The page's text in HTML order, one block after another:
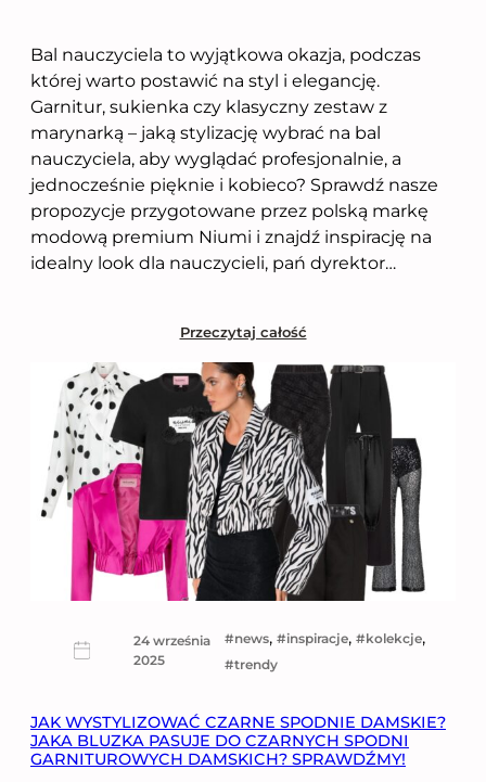
Bal nauczyciela to wyjątkowa okazja, podczas
której warto postawić na styl i elegancję.
Garnitur, sukienka czy klasyczny zestaw z
marynarką – jaką stylizację wybrać na bal
nauczyciela, aby wyglądać profesjonalnie, a
jednocześnie pięknie i kobieco? Sprawdź nasze
propozycje przygotowane przez polską markę
modową premium Niumi i znajdź inspirację na
idealny look dla nauczycieli, pań dyrektor…
Przeczytaj całość
24 września
2025
news, inspiracje, kolekcje
trendy
JAK WYSTYLIZOWAĆ CZARNE SPODNIE DAMSKIE?
JAKA BLUZKA PASUJE DO CZARNYCH SPODNI
GARNITUROWYCH DAMSKICH? SPRAWDŹMY!